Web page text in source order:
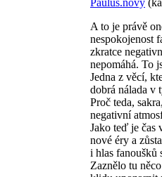
Paulus.novy
A to je právě
nespokojenost
zkratce
nepomáhá. To
Jedna z věcí,
dobrá nálada v
Proč teda,
negativní
Jako teď je čas
nové éry a
i hlas fanoušků
Zaznělo tu